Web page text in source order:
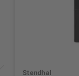
Stendhal